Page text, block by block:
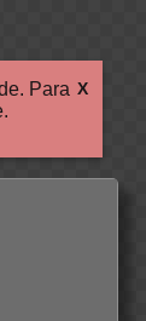
X
Para